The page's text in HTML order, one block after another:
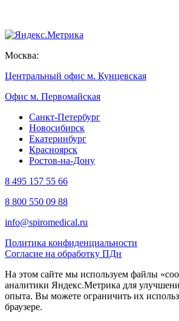
Москва:
Центральный офис м. Кунцевская
Офис м. Первомайская
Санкт-Петербург
Новосибирск
Екатеринбург
Красноярск
Ростов-на-Дону
8 495 157 55 66
8 800 550 09 88
info@spiromedical.ru
Политика конфиденциальности
Согласие на обработку ПДн
На этом сайте мы используем файлы
аналитики Яндекс.Метрика для
опыта. Вы можете ограничить их
браузере.